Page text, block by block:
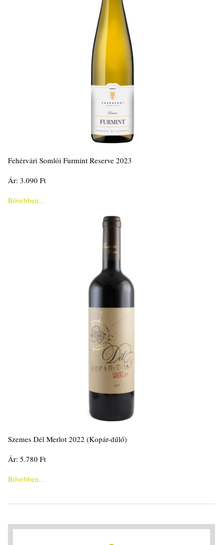
Fehérvári Somlói Furmint Reserve 2023
Ár: 3.090 Ft
Bővebben...
Szemes Dél Merlot 2022 (Kopár-dűlő)
Ár: 5.780 Ft
Bővebben...